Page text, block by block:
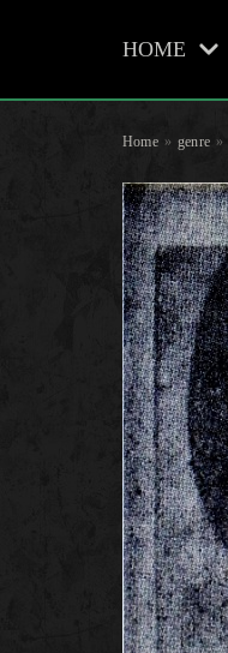
naar
HOME
Home » genre »